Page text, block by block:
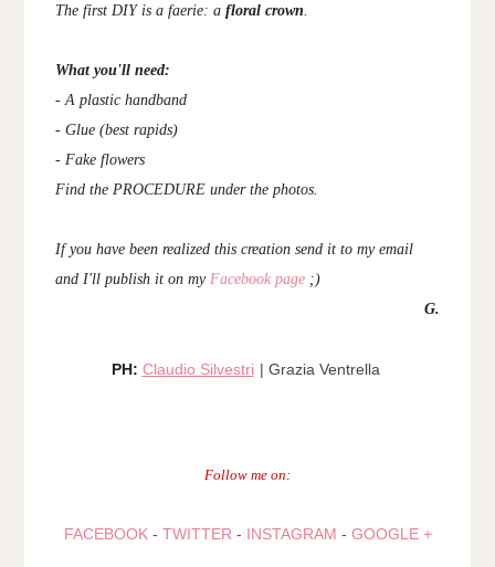
The first DIY is a faerie: afloral crown
What you'll need:
- A plastic handband
- Glue (best rapids)
- Fake flowers
Find the PROCEDURE under the photos.
If you have been realized this creation send it to my email
and I'll publish it on my Facebook page ;)
G.
PH: Claudio Silvestri | Grazia Ventrella
Follow me on:
FACEBOOK- TWITTER - INSTAGRAM - GOOGLE +